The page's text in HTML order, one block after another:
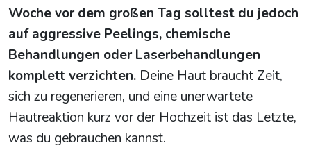
Woche vor dem großen Tag solltest du jedoch
auf aggressive Peelings, chemische
Behandlungen oder Laserbehandlungen
komplett verzichten. Deine Haut braucht Zeit,
sich zu regenerieren, und eine unerwartete
Hautreaktion kurz vor der Hochzeit ist das Letzte,
was du gebrauchen kannst.